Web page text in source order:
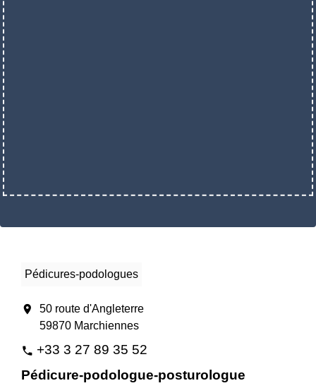
Pédicures-podologues
location_on
50 route d'Angleterre
59870 Marchiennes
phone +33 3 27 89 35 52
Pédicure-podologue-posturologue